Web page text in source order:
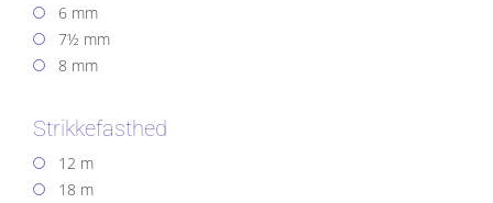
6 mm
7½ mm
8 mm
Strikkefasthed
12 m
18 m